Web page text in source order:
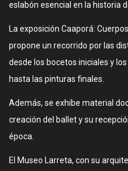
eslabón esencial en la historia
La exposición Caaporá:
propone un recorrido por las
desde los bocetos iniciales y
hasta las pinturas finales.
Además, se exhibe material
creación del ballet y su
época.
El Museo Larreta, con su